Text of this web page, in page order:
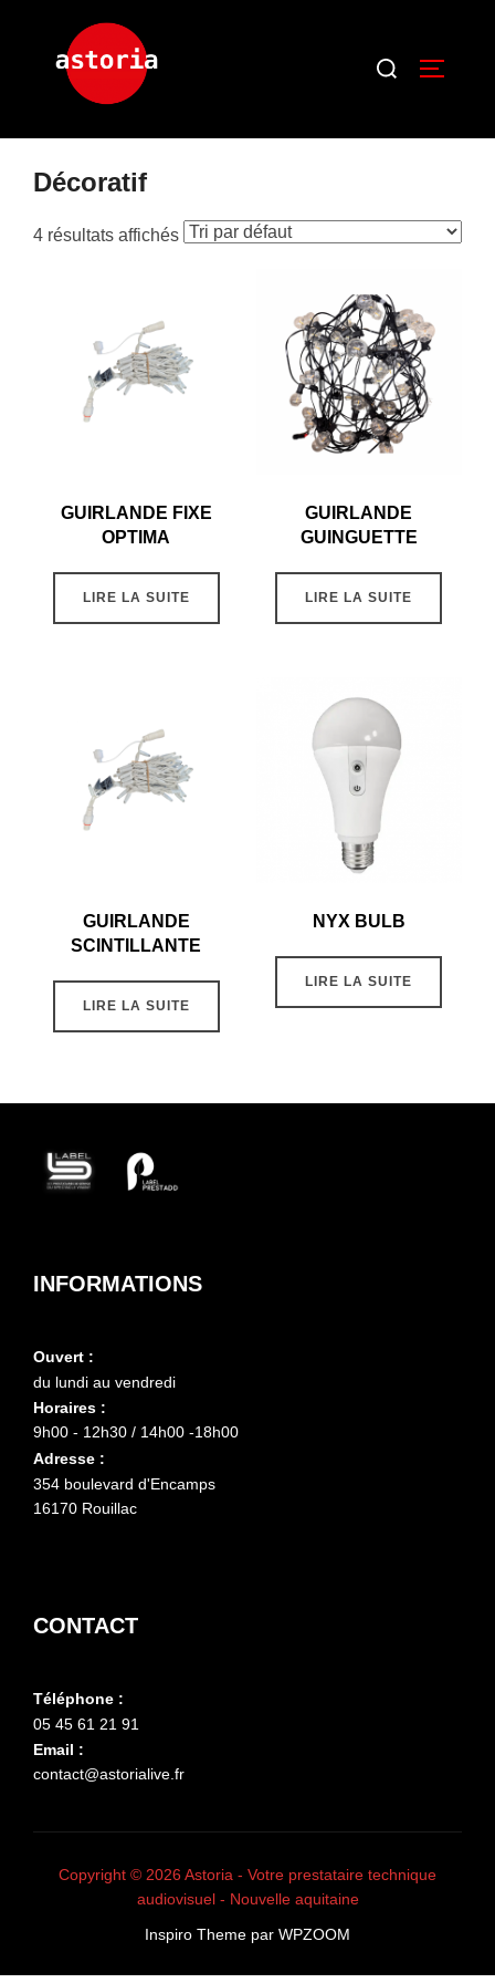
Décoratif
4 résultats affichés
GUIRLANDE FIXE
OPTIMA
LIRE LA SUITE
GUIRLANDE
GUINGUETTE
LIRE LA SUITE
GUIRLANDE
SCINTILLANTE
LIRE LA SUITE
NYX BULB
LIRE LA SUITE
INFORMATIONS
Ouvert :
du lundi au vendredi
Horaires :
9h00 - 12h30 / 14h00 -18h00
Adresse :
354 boulevard d'Encamps
16170 Rouillac
CONTACT
Téléphone :
05 45 61 21 91
Email :
contact@astorialive.fr
Copyright © 2026 Astoria - Votre prestataire technique
audiovisuel - Nouvelle aquitaine
Inspiro Theme par WPZOOM